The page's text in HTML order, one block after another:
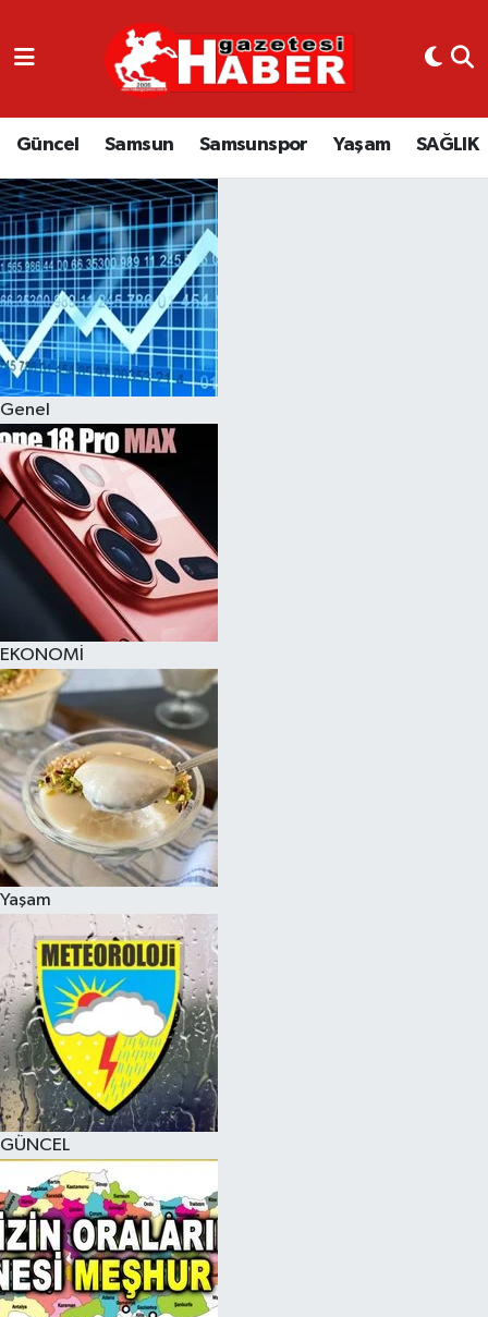
Güncel Samsun Samsunspor Yaşam SAĞLIK
Genel
EKONOMİ
Yaşam
GÜNCEL
GÜNCEL
SAMSUN
SAMSUNSPOR
EKONOMİ
YAŞAM